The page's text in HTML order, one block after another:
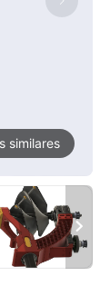
similares
